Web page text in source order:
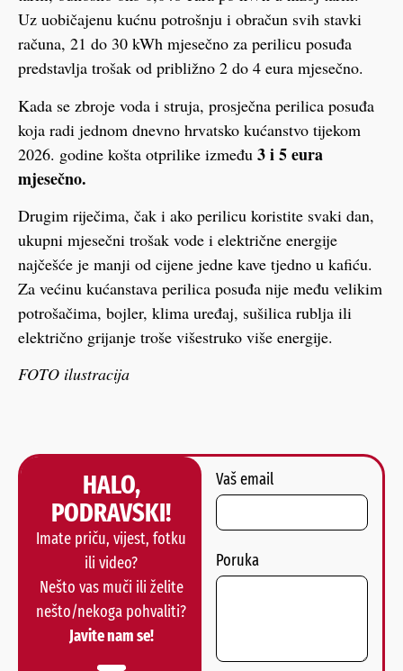
Uz uobičajenu kućnu potrošnju i obračun svih stavki
računa, 21 do 30 kWh mjesečno za perilicu posuđa
predstavlja trošak od približno 2 do 4 eura mjesečno.
Kada se zbroje voda i struja, prosječna perilica posuđa
koja radi jednom dnevno hrvatsko kućanstvo tijekom
2026. godine košta otprilike između 3 i 5 eura
mjesečno.
Drugim riječima, čak i ako perilicu koristite svaki dan,
ukupni mjesečni trošak vode i električne energije
najčešće je manji od cijene jedne kave tjedno u kafiću.
Za većinu kućanstava perilica posuđa nije među velikim
potrošačima, bojler, klima uređaj, sušilica rublja ili
električno grijanje troše višestruko više energije.
FOTO ilustracija
HALO,
PODRAVSKI!
Imate priču, vijest, fotku
ili video?
Nešto vas muči ili želite
nešto/nekoga pohvaliti?
Javite nam se!
Vaš email
Poruka